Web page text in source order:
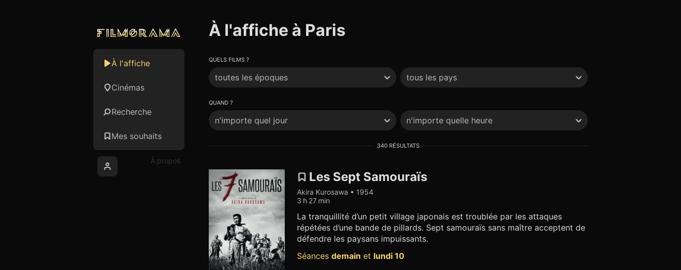
À l'affiche
Cinémas
Recherche
Mes souhaits
À propos
À l'affiche à Paris
QUELS FILMS ?
toutes les époques tous les pays
QUAND ?
n'importe quel jour n'importe quelle heure
340 RÉSULTATS
Les Sept Samouraïs
Akira Kurosawa • 1954
3 h 27 min
La tranquillité d’un petit village japonais est troublée par les attaques
répétées d’une bande de pillards. Sept samouraïs sans maître acceptent de
défendre les paysans impuissants.
Séances demain et lundi 10